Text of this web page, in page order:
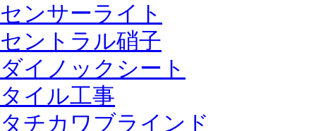
センサーライト
セントラル硝子
ダイノックシート
タイル工事
タチカワブラインド